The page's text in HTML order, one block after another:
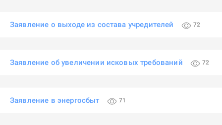
Заявление о выходе из состава учредителей 72
Заявление об увеличении исковых требований 72
Заявление в энергосбыт 71